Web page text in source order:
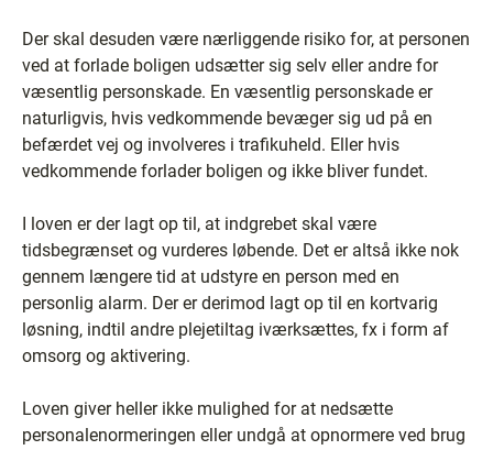
Der skal desuden være nærliggende risiko for, at personen
ved at forlade boligen udsætter sig selv eller andre for
væsentlig personskade. En væsentlig personskade er
naturligvis, hvis vedkommende bevæger sig ud på en
befærdet vej og involveres i trafikuheld. Eller hvis
vedkommende forlader boligen og ikke bliver fundet.
I loven er der lagt op til, at indgrebet skal være
tidsbegrænset og vurderes løbende. Det er altså ikke nok
gennem længere tid at udstyre en person med en
personlig alarm. Der er derimod lagt op til en kortvarig
løsning, indtil andre plejetiltag iværksættes, fx i form af
omsorg og aktivering.
Loven giver heller ikke mulighed for at nedsætte
personalenormeringen eller undgå at opnormere ved brug